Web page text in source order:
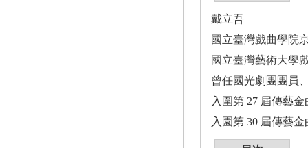
戴立吾
國立臺灣戲曲學院
國立臺灣藝術大學
曾任國光劇團團員
入圍第 27 屆傳藝
入園第 30 屆傳藝